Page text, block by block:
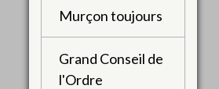
Murçon toujours
Grand Conseil de
l'Ordre